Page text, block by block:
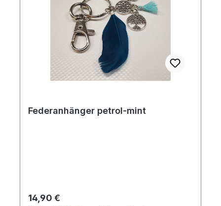
Federanhänger petrol-mint
Regulärer Preis:
14,90 €